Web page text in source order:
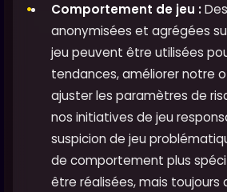
Comportement de jeu :
anonymisées et agrégées
jeu peuvent être utilisées
tendances, améliorer notre
ajuster les paramètres de
nos initiatives de jeu
suspicion de jeu
de comportement plus
être réalisées, mais toujours